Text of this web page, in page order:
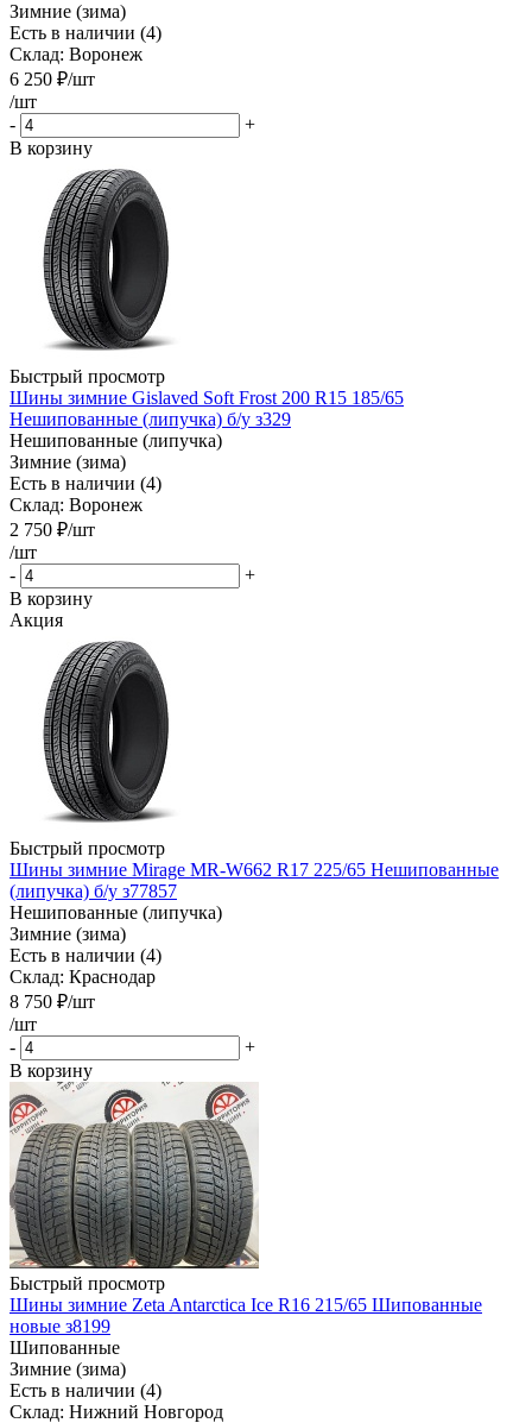
Зимние (зима)
Есть в наличии (4)
Склад: Воронеж
6 250 ₽/шт
/шт
-
+
В корзину
Быстрый просмотр
Шины зимние Gislaved Soft Frost 200 R15 185/65
Нешипованные (липучка) б/у з329
Нешипованные (липучка)
Зимние (зима)
Есть в наличии (4)
Склад: Воронеж
2 750 ₽/шт
/шт
-
+
В корзину
Акция
Быстрый просмотр
Шины зимние Mirage MR-W662 R17 225/65 Нешипованные
(липучка) б/у з77857
Нешипованные (липучка)
Зимние (зима)
Есть в наличии (4)
Склад: Краснодар
8 750 ₽/шт
/шт
-
+
В корзину
Быстрый просмотр
Шины зимние Zeta Antarctica Ice R16 215/65 Шипованные
новые з8199
Шипованные
Зимние (зима)
Есть в наличии (4)
Склад: Нижний Новгород